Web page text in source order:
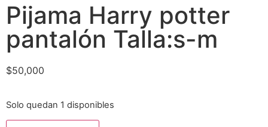
Pijama Harry potter
pantalón Talla:s-m
$50,000
Solo quedan 1 disponibles